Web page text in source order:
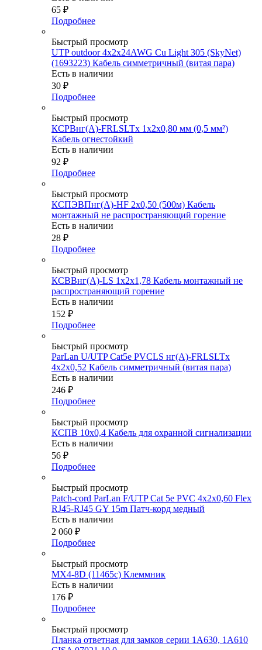
65 ₽
Подробнее
Быстрый просмотр
UTP outdoor 4x2x24AWG Cu Light 305 (SkyNet)
(1693223) Кабель симметричный (витая пара)
Есть в наличии
30 ₽
Подробнее
Быстрый просмотр
КСРВнг(А)-FRLSLTx 1х2х0,80 мм (0,5 мм²)
Кабель огнестойкий
Есть в наличии
92 ₽
Подробнее
Быстрый просмотр
КСПЭВПнг(А)-HF 2х0,50 (500м) Кабель
монтажный не распространяющий горение
Есть в наличии
28 ₽
Подробнее
Быстрый просмотр
КСВВнг(А)-LS 1х2х1,78 Кабель монтажный не
распространяющий горение
Есть в наличии
152 ₽
Подробнее
Быстрый просмотр
ParLan U/UTP Cat5e PVCLS нг(А)-FRLSLTx
4х2x0,52 Кабель симметричный (витая пара)
Есть в наличии
246 ₽
Подробнее
Быстрый просмотр
КСПВ 10х0,4 Кабель для охранной сигнализации
Есть в наличии
56 ₽
Подробнее
Быстрый просмотр
Patch-cord ParLan F/UTP Cat 5e PVC 4х2х0,60 Flex
RJ45-RJ45 GY 15m Патч-корд медный
Есть в наличии
2 060 ₽
Подробнее
Быстрый просмотр
MX4-8D (11465c) Клеммник
Есть в наличии
176 ₽
Подробнее
Быстрый просмотр
Планка ответная для замков серии 1A630, 1A610